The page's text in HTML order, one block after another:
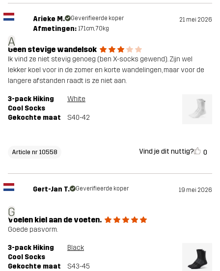
A
Arieke M. Geverifieerde koper 21 mei 2026
Afmetingen: 171cm, 70kg
Geen stevige wandelsok
Ik vind ze niet stevig genoeg (ben X-socks gewend). Zijn wel
lekker koel voor in de zomer en korte wandelingen, maar voor de
langere afstanden raadt is ze niet aan.
3-pack Hiking
Cool Socks
White
Gekochte maat S40-42
Article nr 10558 Vind je dit nuttig? 0
G
Gert-Jan T. Geverifieerde koper 19 mei 2026
Voelen kiel aan de voeten.
Goede pasvorm.
3-pack Hiking
Cool Socks
Black
Gekochte maat S43-45